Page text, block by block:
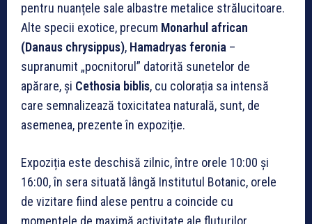
pentru nuanțele sale albastre metalice strălucitoare.
Alte specii exotice, precum Monarhul african
(Danaus chrysippus), Hamadryas feronia –
supranumit „pocnitorul” datorită sunetelor de
apărare, și Cethosia biblis, cu colorația sa intensă
care semnalizează toxicitatea naturală, sunt, de
asemenea, prezente în expoziție.
Expoziția este deschisă zilnic, între orele 10:00 și
16:00, în sera situată lângă Institutul Botanic, orele
de vizitare fiind alese pentru a coincide cu